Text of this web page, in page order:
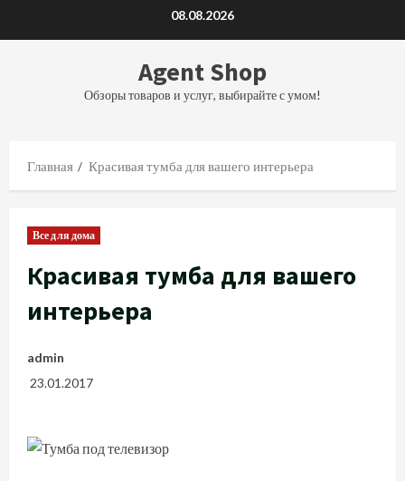
08.08.2026
Agent Shop
Обзоры товаров и услуг, выбирайте с умом!
Главная Красивая тумба для вашего интерьера
Все для дома
Красивая тумба для вашего
интерьера
admin
23.01.2017